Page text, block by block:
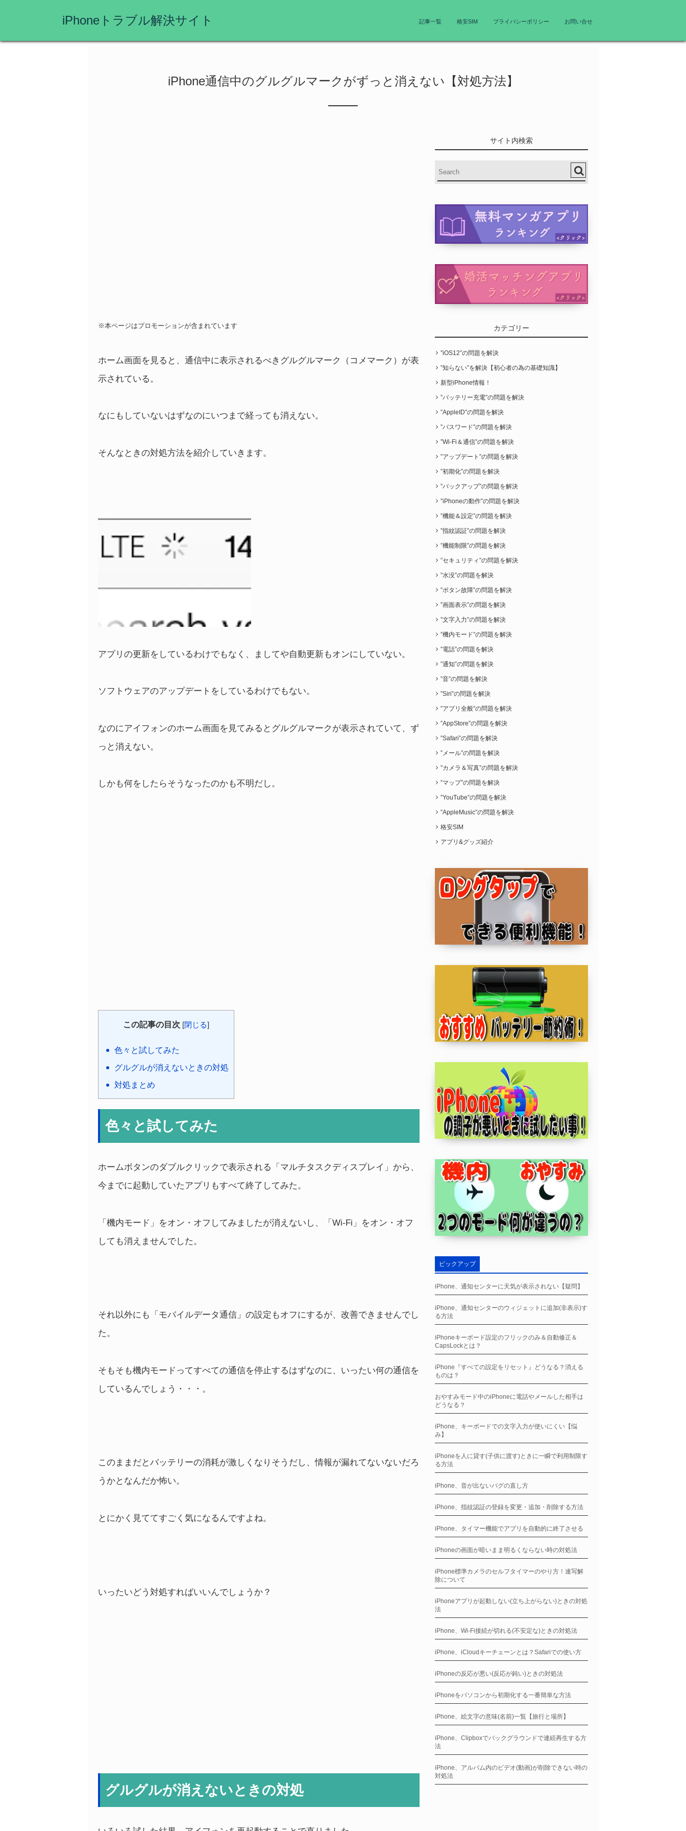
iPhoneトラブル解決サイト 記事一覧 格安SIM プライバシーポリシー お問い合せ
iPhone通信中のグルグルマークがずっと消えない【対処方法】
※本ページはプロモーションが含まれています
ホーム画面を見ると、通信中に表示されるべきグルグルマーク（コメマーク）が表
示されている。
なにもしていないはずなのにいつまで経っても消えない。
そんなときの対処方法を紹介していきます。
アプリの更新をしているわけでもなく、ましてや自動更新もオンにしていない。
ソフトウェアのアップデートをしているわけでもない。
なのにアイフォンのホーム画面を見てみるとグルグルマークが表示されていて、ず
っと消えない。
しかも何をしたらそうなったのかも不明だし。
この記事の目次 [閉じる]
色々と試してみた
グルグルが消えないときの対処
対処まとめ
色々と試してみた
ホームボタンのダブルクリックで表示される「マルチタスクディスプレイ」から、
今までに起動していたアプリもすべて終了してみた。
「機内モード」をオン・オフしてみましたが消えないし、「Wi-Fi」をオン・オフ
しても消えませんでした。
それ以外にも「モバイルデータ通信」の設定もオフにするが、改善できませんでし
た。
そもそも機内モードってすべての通信を停止するはずなのに、いったい何の通信を
しているんでしょう・・・。
このままだとバッテリーの消耗が激しくなりそうだし、情報が漏れてないないだろ
うかとなんだか怖い。
とにかく見ててすごく気になるんですよね。
いったいどう対処すればいいんでしょうか？
グルグルが消えないときの対処
サイト内検索
カテゴリー
”iOS12”の問題を解決
”知らない”を解決【初心者の為の基礎知識】
新型iPhone情報！
”バッテリー充電”の問題を解決
”AppleID”の問題を解決
”パスワード”の問題を解決
”Wi-Fi＆通信”の問題を解決
”アップデート”の問題を解決
”初期化”の問題を解決
”バックアップ”の問題を解決
”iPhoneの動作”の問題を解決
”機能＆設定”の問題を解決
”指紋認証”の問題を解決
”機能制限”の問題を解決
”セキュリティ”の問題を解決
”水没”の問題を解決
”ボタン故障”の問題を解決
”画面表示”の問題を解決
”文字入力”の問題を解決
”機内モード”の問題を解決
”電話”の問題を解決
”通知”の問題を解決
”音”の問題を解決
”Siri”の問題を解決
”アプリ全般”の問題を解決
”AppStore”の問題を解決
”Safari”の問題を解決
”メール”の問題を解決
”カメラ＆写真”の問題を解決
”マップ”の問題を解決
”YouTube”の問題を解決
”AppleMusic”の問題を解決
格安SIM
アプリ&グッズ紹介
ピックアップ
iPhone、通知センターに天気が表示されない【疑問】
iPhone、通知センターのウィジェットに追加(非表示)す
る方法
iPhoneキーボード設定のフリックのみ＆自動修正＆
CapsLockとは？
iPhone『すべての設定をリセット』どうなる？消える
ものは？
おやすみモード中のiPhoneに電話やメールした相手は
どうなる？
iPhone、キーボードでの文字入力が使いにくい【悩
み】
iPhoneを人に貸す(子供に渡す)ときに一瞬で利用制限す
る方法
iPhone、音が出ないバグの直し方
iPhone、指紋認証の登録を変更・追加・削除する方法
iPhone、タイマー機能でアプリを自動的に終了させる
iPhoneの画面が暗いまま明るくならない時の対処法
iPhone標準カメラのセルフタイマーのやり方！連写解
除について
iPhoneアプリが起動しない(立ち上がらない)ときの対処
法
iPhone、Wi-Fi接続が切れる(不安定な)ときの対処法
iPhone、iCloudキーチェーンとは？Safariでの使い方
iPhoneの反応が悪い(反応が鈍い)ときの対処法
iPhoneをパソコンから初期化する一番簡単な方法
iPhone、絵文字の意味(名前)一覧【旅行と場所】
iPhone、Clipboxでバックグラウンドで連続再生する方
法
iPhone、アルバム内のビデオ(動画)が削除できない時の
対処法